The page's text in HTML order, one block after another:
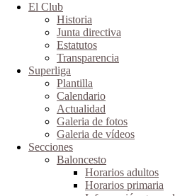
El Club
Historia
Junta directiva
Estatutos
Transparencia
Superliga
Plantilla
Calendario
Actualidad
Galeria de fotos
Galeria de vídeos
Secciones
Baloncesto
Horarios adultos
Horarios primaria